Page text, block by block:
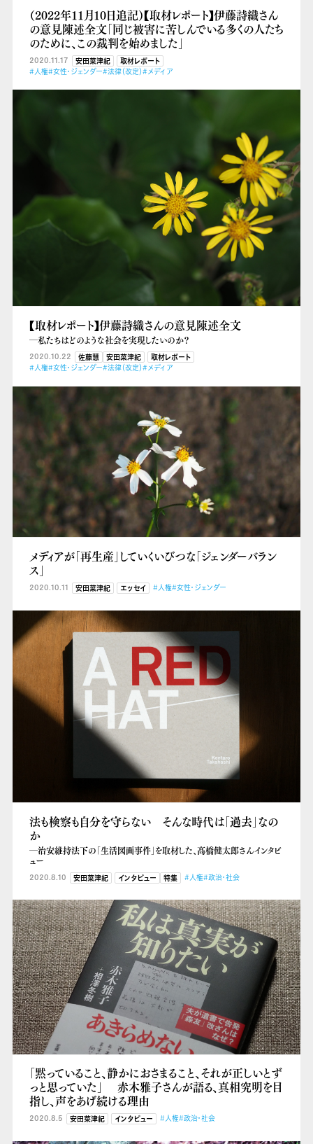
（2022年11月10日追記）【取材レポート】伊藤詩織さん
の意見陳述全文「同じ被害に苦しんでいる多くの人たち
のために、この裁判を始めました」
2020.11.17 安田菜津紀
取材レポート
#人権#女性・ジェンダー#法律（改定）#メディア
【取材レポート】伊藤詩織さんの意見陳述全文
―私たちはどのような社会を実現したいのか？
2020.10.22 佐藤慧 安田菜津紀
取材レポート
#人権#女性・ジェンダー#法律（改定）#メディア
メディアが「再生産」していくいびつな「ジェンダーバラン
ス」
2020.10.11 安田菜津紀 エッセイ #人権#女性・ジェンダー
法も検察も自分を守らない そんな時代は「過去」なの
か
―治安維持法下の「生活図画事件」を取材した、髙橋健太郎さんインタビ
ュー
2020.8.10 安田菜津紀 インタビュー 特集 #人権#政治・社会
「黙っていること、静かにおさまること、それが正しいとず
っと思っていた」 赤木雅子さんが語る、真相究明を目
指し、声をあげ続ける理由
2020.8.5 安田菜津紀 インタビュー #人権#政治・社会